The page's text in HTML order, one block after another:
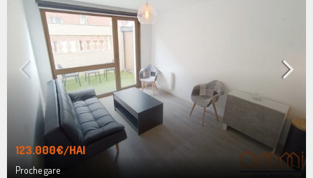
123.000€/HAI
Proche gare